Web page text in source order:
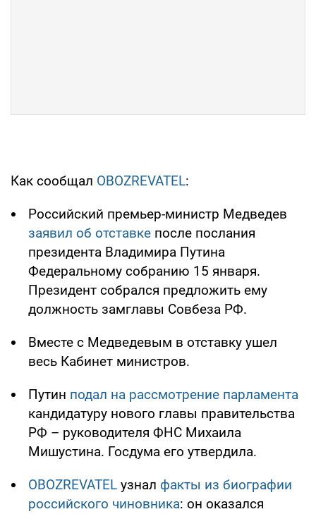
Как сообщал OBOZREVATEL:
Российский премьер-министр Медведев
заявил об отставке после послания
президента Владимира Путина
Федеральному собранию 15 января.
Президент собрался предложить ему
должность замглавы Совбеза РФ.
Вместе с Медведевым в отставку ушел
весь Кабинет министров.
Путин подал на рассмотрение парламента
кандидатуру нового главы правительства
РФ – руководителя ФНС Михаила
Мишустина. Госдума его утвердила.
OBOZREVATEL узнал факты из биографии
российского чиновника: он оказался